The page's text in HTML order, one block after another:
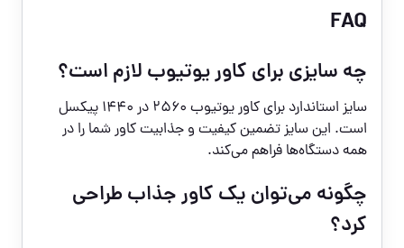
FAQ
چه سایزی برای کاور یوتیوب لازم است؟
سایز استاندارد برای کاور یوتیوب ۲۵۶۰ در ۱۴۴۰ پیکسل
است. این سایز تضمین کیفیت و جذابیت کاور شما را در
همه دستگاه‌ها فراهم می‌کند.
چگونه می‌توان یک کاور جذاب طراحی
کرد؟